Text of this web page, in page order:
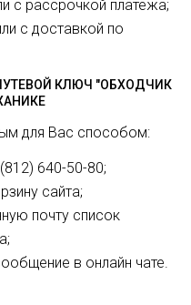
с рассрочкой платежа;
с доставкой по
КЛЮЧ "ОБХОДЧИК
для Вас способом:
640-50-80;
сайта;
почту список
в онлайн чате.